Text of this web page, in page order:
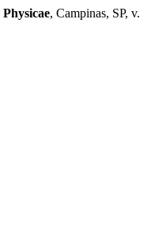
Physicae, Campinas, SP, v.